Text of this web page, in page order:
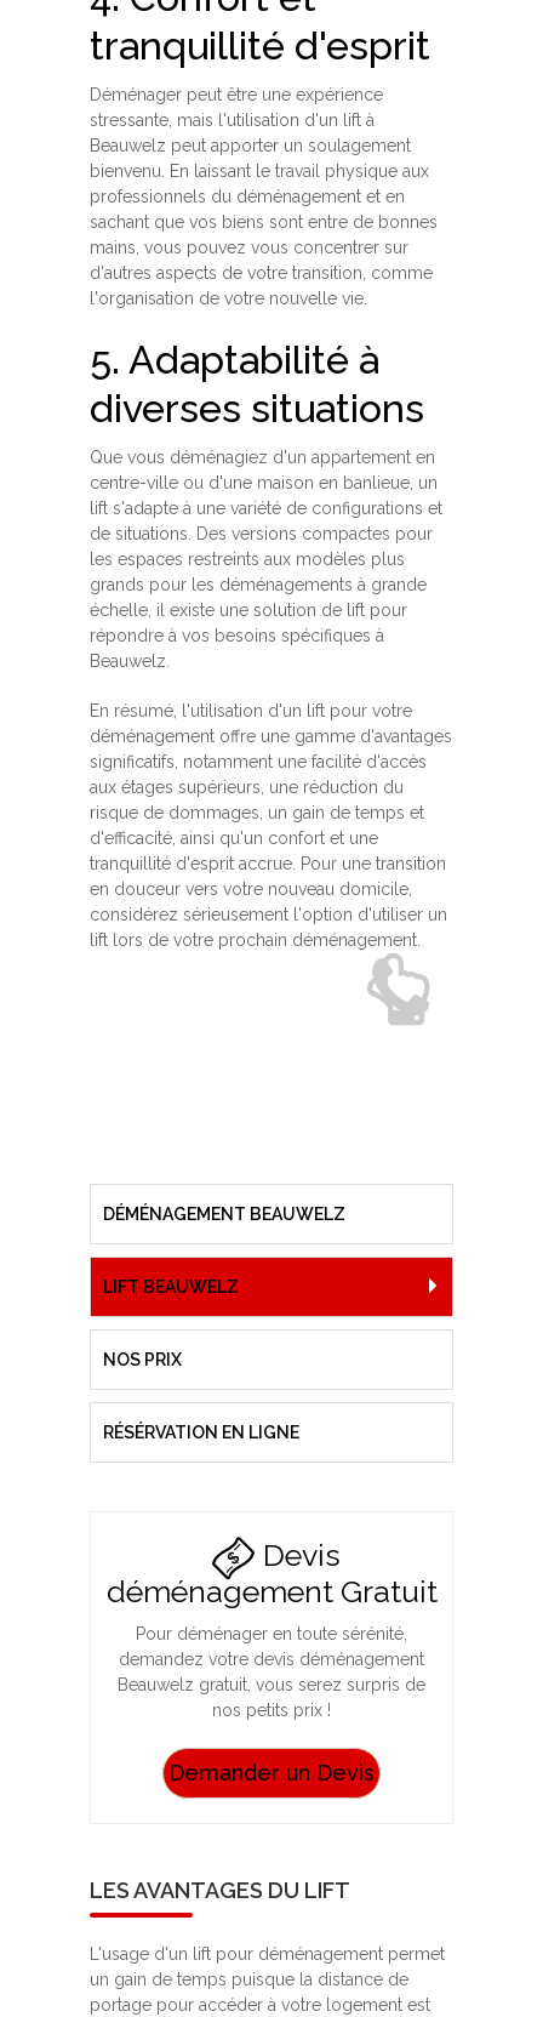
tranquillité d'esprit
Déménager peut être une expérience
stressante, mais l'utilisation d'un lift à
Beauwelz peut apporter un soulagement
bienvenu. En laissant le travail physique aux
professionnels du déménagement et en
sachant que vos biens sont entre de bonnes
mains, vous pouvez vous concentrer sur
d'autres aspects de votre transition, comme
l'organisation de votre nouvelle vie.
5. Adaptabilité à
diverses situations
Que vous déménagiez d'un appartement en
centre-ville ou d'une maison en banlieue, un
lift s'adapte à une variété de configurations et
de situations. Des versions compactes pour
les espaces restreints aux modèles plus
grands pour les déménagements à grande
échelle, il existe une solution de lift pour
répondre à vos besoins spécifiques à
Beauwelz.
En résumé, l'utilisation d'un lift pour votre
déménagement offre une gamme d'avantages
significatifs, notamment une facilité d'accès
aux étages supérieurs, une réduction du
risque de dommages, un gain de temps et
d'efficacité, ainsi qu'un confort et une
tranquillité d'esprit accrue. Pour une transition
en douceur vers votre nouveau domicile,
considérez sérieusement l'option d'utiliser un
lift lors de votre prochain déménagement.
DÉMÉNAGEMENT BEAUWELZ
LIFT BEAUWELZ
NOS PRIX
RÉSÉRVATION EN LIGNE
Devis
déménagement Gratuit
Pour déménager en toute sérénité,
demandez votre devis déménagement
Beauwelz gratuit, vous serez surpris de
nos petits prix !
Demander un Devis
LES AVANTAGES DU LIFT
L'usage d'un lift pour déménagement permet
un gain de temps puisque la distance de
portage pour accéder à votre logement est